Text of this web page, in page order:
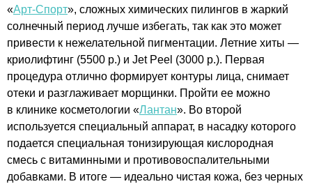
«Арт-Спорт», сложных химических пилингов в жаркий
солнечный период лучше избегать, так как это может
привести к нежелательной пигментации. Летние хиты —
криолифтинг (5500 р.) и Jet Peel (3000 р.). Первая
процедура отлично формирует контуры лица, снимает
отеки и разглаживает морщинки. Пройти ее можно
в клинике косметологии «Лантан». Во второй
используется специальный аппарат, в насадку которого
подается специальная тонизирующая кислородная
смесь с витаминными и противовоспалительными
добавками. В итоге — идеально чистая кожа, без черных